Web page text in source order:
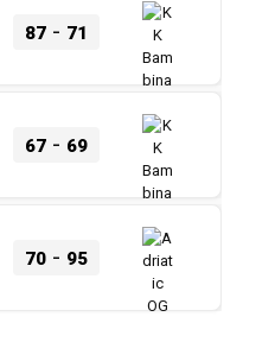
87- 71
67- 69
70- 95